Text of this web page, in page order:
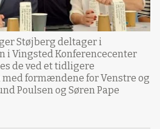
Støjberg deltager i
i Vingsted Konferencecenter
de ved et tidligere
formændene for Venstre og
Poulsen og Søren Pape